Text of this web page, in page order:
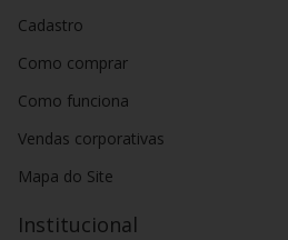
Cadastro
Como comprar
Como funciona
Vendas corporativas
Mapa do Site
Institucional